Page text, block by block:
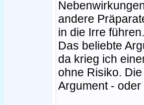
andere
in die Irre führen.
Das beliebte
da krieg ich
ohne Risiko.
Argument -